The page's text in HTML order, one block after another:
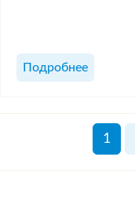
Подробнее
1